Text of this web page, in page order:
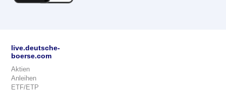
live.deutsche-
boerse.com
Aktien
Anleihen
ETF/ETP